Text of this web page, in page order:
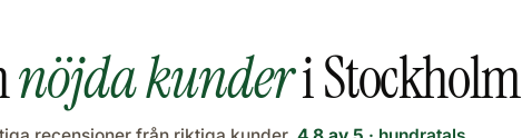
nöjda kunderi Stockholm